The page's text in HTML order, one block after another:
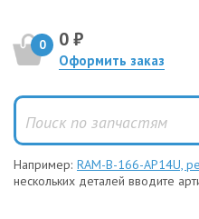
0 0 ₽
Оформить заказ
Например: RAM-B-166-AP14U,
нескольких деталей вводите